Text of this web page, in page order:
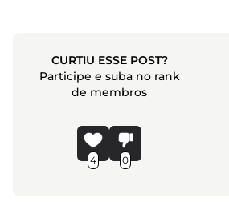
CURTIU ESSE POST?
Participe e suba no rank
de membros
4 0